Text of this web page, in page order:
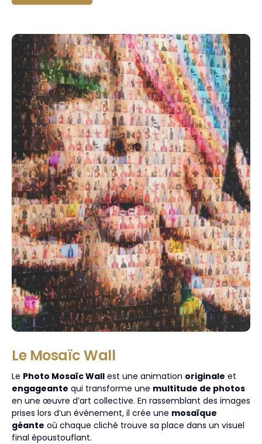
Le Mosaïc Wall
Le Photo Mosaïc Wall est une animation originale et
engageante qui transforme une multitude de photos
en une œuvre d’art collective. En rassemblant des images
prises lors d’un événement, il crée une mosaïque
géante où chaque cliché trouve sa place dans un visuel
final époustouflant.